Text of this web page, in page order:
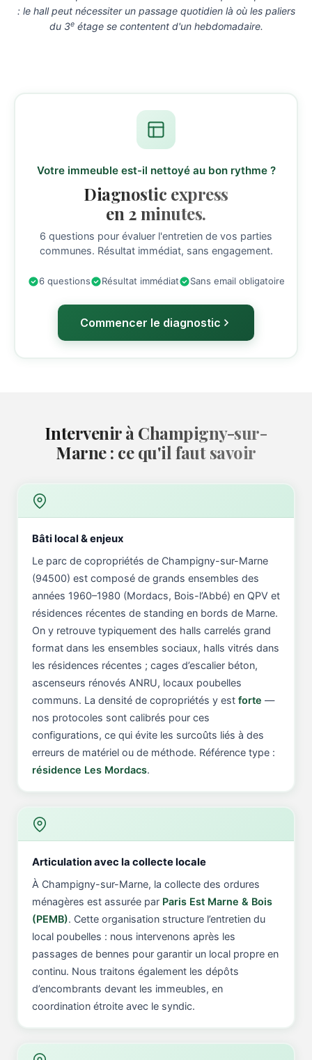
: le hall peut nécessiter un passage quotidien là où les paliers
du 3eétage se contentent d'un hebdomadaire.
Votre immeuble est-il nettoyé au bon rythme ?
Diagnostic express
en 2 minutes.
6 questions pour évaluer l'entretien de vos parties
communes. Résultat immédiat, sans engagement.
6 questions Résultat immédiat Sans email obligatoire
Commencer le diagnostic
Intervenir à Champigny-sur-
Marne : ce qu'il faut savoir
Bâti local & enjeux
Le parc de copropriétés de Champigny-sur-Marne
(94500) est composé de grands ensembles des
années 1960–1980 (Mordacs, Bois-l’Abbé) en QPV et
résidences récentes de standing en bords de Marne.
On y retrouve typiquement des halls carrelés grand
format dans les ensembles sociaux, halls vitrés dans
les résidences récentes ; cages d’escalier béton,
ascenseurs rénovés ANRU, locaux poubelles
communs. La densité de copropriétés y est forte —
nos protocoles sont calibrés pour ces
configurations, ce qui évite les surcoûts liés à des
erreurs de matériel ou de méthode. Référence type :
résidence Les Mordacs.
Articulation avec la collecte locale
À Champigny-sur-Marne, la collecte des ordures
ménagères est assurée par Paris Est Marne & Bois
(PEMB). Cette organisation structure l’entretien du
local poubelles : nous intervenons après les
passages de bennes pour garantir un local propre en
continu. Nous traitons également les dépôts
d’encombrants devant les immeubles, en
coordination étroite avec le syndic.